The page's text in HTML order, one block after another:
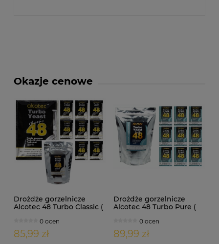
Okazje cenowe
Drożdże gorzelnicze
Alcotec 48 Turbo Classic (
0 ocen
85,99 zł
Drożdże gorzelnicze
Alcotec 48 Turbo Pure (
0 ocen
89,99 zł